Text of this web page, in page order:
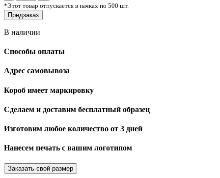
*Этот товар отпускается в пачках по 500 шт.
Предзаказ
В наличии
Способы оплаты
Адрес самовывоза
Короб имеет маркировку
Сделаем и доставим бесплатный образец
Изготовим любое количество от 3 дней
Нанесем печать с вашим логотипом
Заказать свой размер